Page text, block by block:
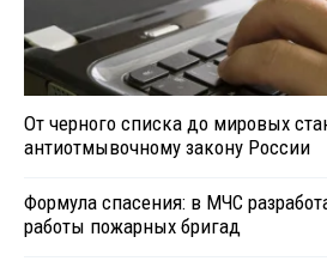
От черного списка до мировых
антиотмывочному закону России
Формула спасения: в МЧС
работы пожарных бригад